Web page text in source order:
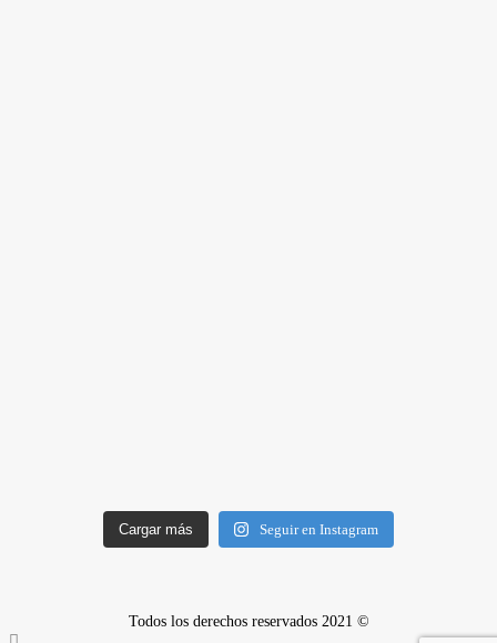
Cargar más Seguir en Instagram
Todos los derechos reservados 2021 ©